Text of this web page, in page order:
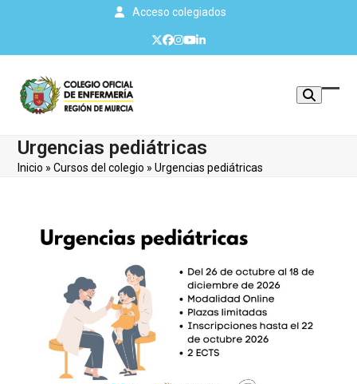
Acceso colegiados
Twitter
Facebook
Instagram
YouTube
LinkedIn
Urgencias pediátricas
Inicio »Cursos del colegio »Urgencias pediátricas